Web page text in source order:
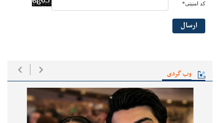
وب گردی
کد امنیتی*
ارسال